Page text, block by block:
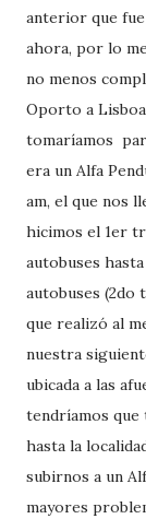
anterior que
ahora, por lo
no menos
Oporto a
tomaríamos
era un Alfa
am, el que nos
hicimos el 1er
autobuses
autobuses
que realizó al
nuestra
ubicada a las
tendríamos que
hasta la
subirnos a un
mayores